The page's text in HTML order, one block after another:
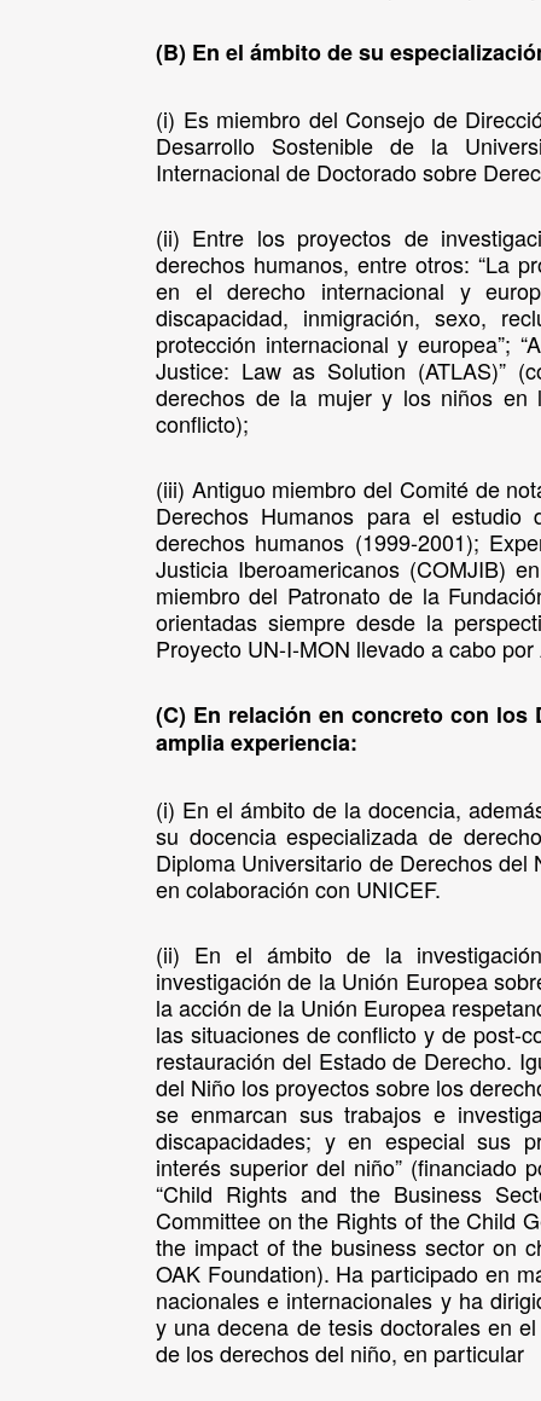
(B) En el ámbito de su
(i) Es miembro del Consejo de
Desarrollo Sostenible de la
Internacional de Doctorado sobre
(ii) Entre los proyectos de
derechos humanos, entre otros: “La
en el derecho internacional y
discapacidad, inmigración, sexo,
protección internacional y europea”;
Justice: Law as Solution (ATLAS)”
derechos de la mujer y los niños en
conflicto);
(iii) Antiguo miembro del Comité de
Derechos Humanos para el
derechos humanos (1999-2001);
Justicia Iberoamericanos (COMJIB)
miembro del Patronato de la
orientadas siempre desde la
Proyecto UN-I-MON llevado a cabo
(C) En relación en concreto con los
amplia experiencia:
(i) En el ámbito de la docencia,
su docencia especializada de
Diploma Universitario de Derechos
en colaboración con UNICEF.
(ii) En el ámbito de la
investigación de la Unión Europea
la acción de la Unión Europea
las situaciones de conflicto y de post-
restauración del Estado de Derecho.
del Niño los proyectos sobre los
se enmarcan sus trabajos e
discapacidades; y en especial sus
interés superior del niño” (financiado
“Child Rights and the Business
Committee on the Rights of the Child
the impact of the business sector on
OAK Foundation). Ha participado en
nacionales e internacionales y ha
y una decena de tesis doctorales en
de los derechos del niño, en particular